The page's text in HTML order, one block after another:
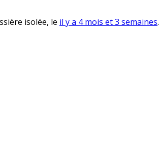
isolée, le il y a 4 mois et 3 semaines.